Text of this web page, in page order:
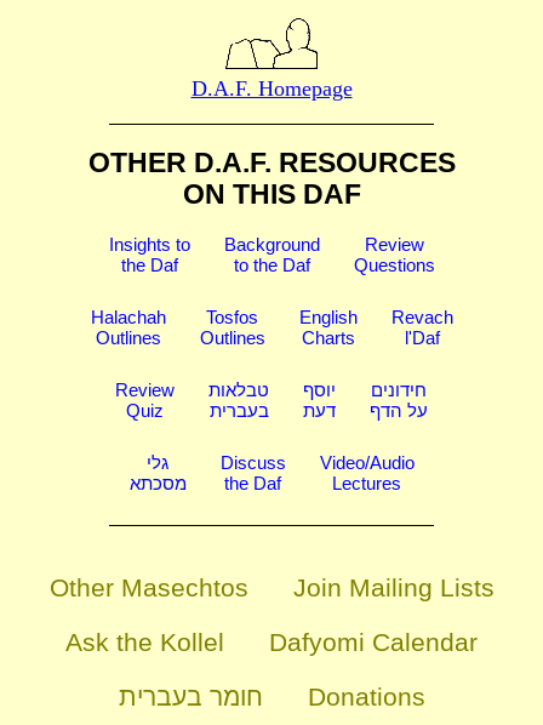
D.A.F. Homepage
OTHER D.A.F. RESOURCES
ON THIS DAF
Insights to
the Daf
Background
to the Daf
Review
Questions
Halachah
Outlines
Tosfos
Outlines
English
Charts
Revach
l'Daf
Review
Quiz
טבלאות
בעברית
יוסף
דעת
חידונים
על הדף
גלי
מסכתא
Discuss
the Daf
Video/Audio
Lectures
Other Masechtos
Join Mailing Lists
Ask the Kollel
Dafyomi Calendar
חומר בעברית
Donations